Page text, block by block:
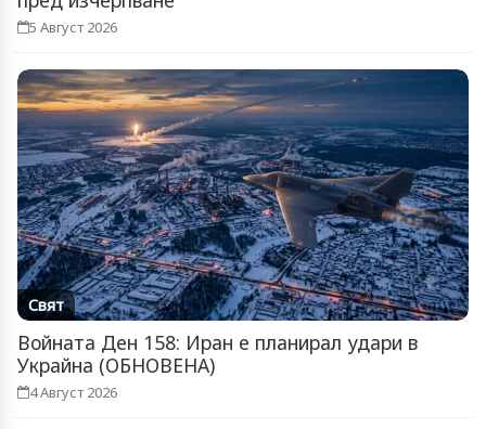
5 Август 2026
Свят
Войната Ден 158: Иран е планирал удари в
Украйна (ОБНОВЕНА)
4 Август 2026